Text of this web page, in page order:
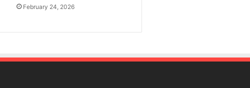
February 24, 2026